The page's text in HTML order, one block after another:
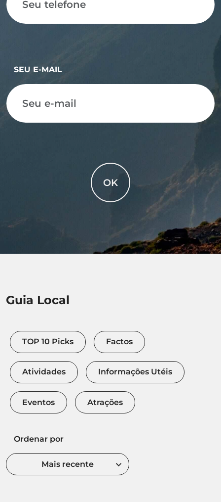
SEU E-MAIL
OK
Guia Local
TOP 10 Picks Factos
Atividades Informações Utéis
Eventos Atrações
Ordenar por
Mais recente